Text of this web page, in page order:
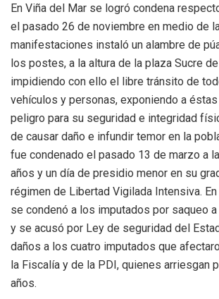
En Viña del Mar se logró condena
el pasado 26 de noviembre en medio de
manifestaciones instaló un alambre de
los postes, a la altura de la plaza Sucre
impidiendo con ello el libre tránsito de
vehículos y personas, exponiendo a éstas
peligro para su seguridad e integridad
de causar daño e infundir temor en la
fue condenado el pasado 13 de marzo a
años y un día de presidio menor en su
régimen de Libertad Vigilada Intensiva.
se condenó a los imputados por saqueo
y se acusó por Ley de seguridad del
daños a los cuatro imputados que
la Fiscalía y de la PDI, quienes arriesgan
años.